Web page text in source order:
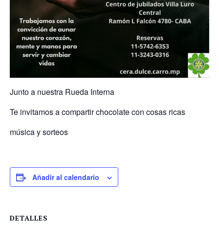
Junto a nuestra Rueda Interna
Te invitamos a compartir chocolate con cosas ricas
música y sorteos
Añadir al calendario
DETALLES